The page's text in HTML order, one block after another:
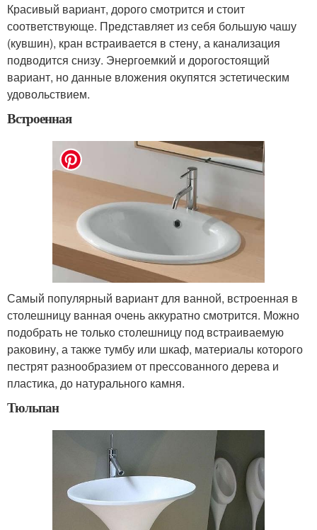
Красивый вариант, дорого смотрится и стоит
соответствующе. Представляет из себя большую чашу
(кувшин), кран встраивается в стену, а канализация
подводится снизу. Энергоемкий и дорогостоящий
вариант, но данные вложения окупятся эстетическим
удовольствием.
Встроенная
Самый популярный вариант для ванной, встроенная в
столешницу ванная очень аккуратно смотрится. Можно
подобрать не только столешницу под встраиваемую
раковину, а также тумбу или шкаф, материалы которого
пестрят разнообразием от прессованного дерева и
пластика, до натурального камня.
Тюльпан